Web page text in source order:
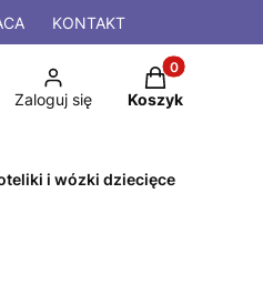
KONTAKT
Zaloguj się
Produkty w
Koszyk
i wózki dziecięce